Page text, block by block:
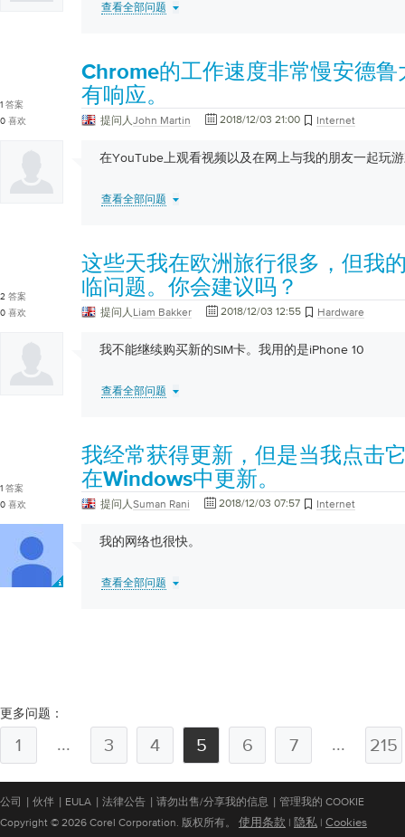
查看全部问题
1 答案
0 喜欢
Chrome的工作速度非常慢安德鲁
有响应。
提问人John Martin 2018/12/03 21:00 Internet
在YouTube上观看视频以及在网上与我的朋友一起玩
查看全部问题
2 答案
0 喜欢
这些天我在欧洲旅行很多，但我
临问题。你会建议吗？
提问人 Liam Bakker 2018/12/03 12:55 Hardware
我不能继续购买新的SIM卡。我用的是iPhone 10
查看全部问题
1 答案
0 喜欢
我经常获得更新，但是当我点击
在Windows中更新。
提问人Suman Rani 2018/12/03 07:57 Internet
我的网络也很快。
查看全部问题
更多问题：
1 ... 3 4 5 6 7 ... 215
公司 | 伙伴 | EULA | 法律公告 | 请勿出售/分享我的信息 | 管理我的 COOKIE
Copyright © 2026 Corel Corporation. 版权所有。 使用条款 | 隐私 | Cookies